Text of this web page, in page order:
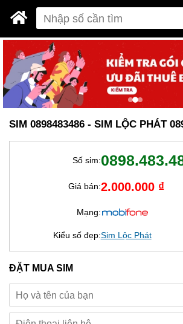
SIM 0898483486 - SIM LỘC PHÁT
Số sim:
Giá bán:2.000.000 ₫
Mạng:
Kiểu số đẹp:Sim Lộc Phát
ĐẶT MUA SIM